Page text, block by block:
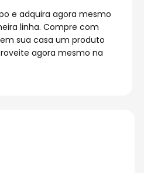
e adquira agora mesmo
linha. Compre com
sua casa um produto
agora mesmo na